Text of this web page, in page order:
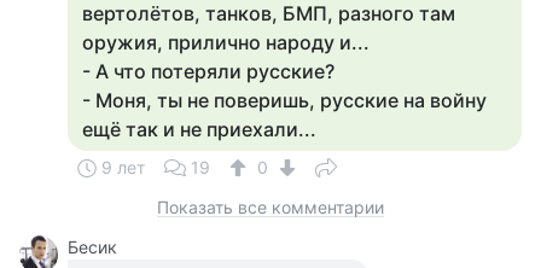
вертолётов, танков, БМП, разного там
оружия, прилично народу и...
- А что потеряли русские?
- Моня, ты не поверишь, русские на войну
ещё так и не приехали...
9 лет 19
0
Показать все комментарии
Бесик